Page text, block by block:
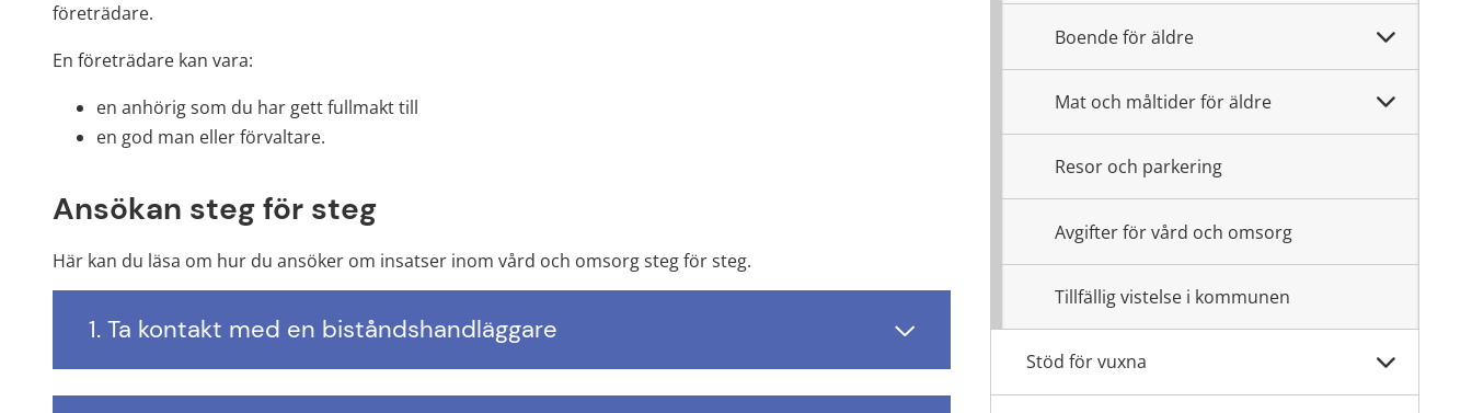
företrädare.
En företrädare kan vara:
en anhörig som du har gett fullmakt till
en god man eller förvaltare.
Ansökan steg för steg
Här kan du läsa om hur du ansöker om insatser inom vård och omsorg steg för steg.
1. Ta kontakt med en biståndshandläggare
Boende för äldre
Mat och måltider för äldre
Resor och parkering
Avgifter för vård och omsorg
Tillfällig vistelse i kommunen
Stöd för vuxna